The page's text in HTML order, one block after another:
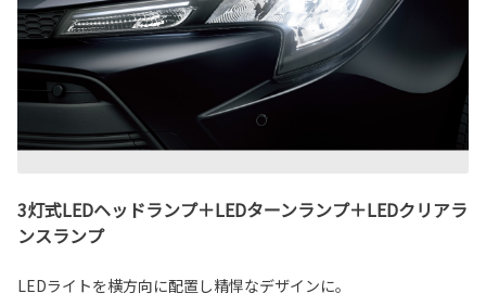
3灯式LEDヘッドランプ＋LEDターンランプ＋LEDクリアラ
ンスランプ
LEDライトを横方向に配置し精悍なデザインに。